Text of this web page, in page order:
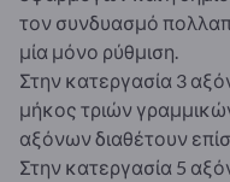
τον συνδυασμό
μία μόνο ρύθμιση.
Στην κατεργασία 3
μήκος τριών
αξόνων διαθέτουν
Στην κατεργασία 5